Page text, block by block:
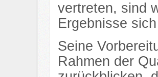
vertreten, sind
Ergebnisse
Seine
Rahmen der